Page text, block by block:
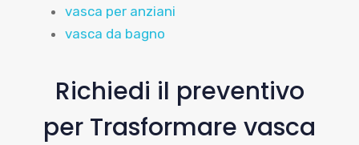
vasca per anziani
vasca da bagno
Richiedi il preventivo
per Trasformare vasca